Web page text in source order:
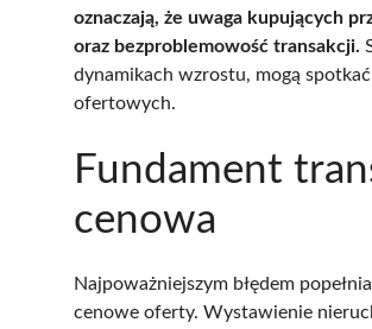
oznaczają, że uwaga kupujących
oraz bezproblemowość transakcji.
dynamikach wzrostu, mogą
ofertowych.
Fundament
cenowa
Najpoważniejszym błędem
cenowe oferty. Wystawienie